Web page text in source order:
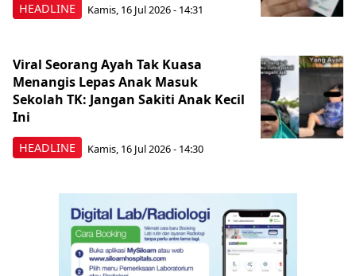
HEADLINE Kamis, 16 Jul 2026 - 14:31
HEADLINE
Viral Seorang Ayah Tak Kuasa
Menangis Lepas Anak Masuk
Sekolah TK: Jangan Sakiti Anak Kecil
Ini
Kamis, 16 Jul 2026 - 14:30